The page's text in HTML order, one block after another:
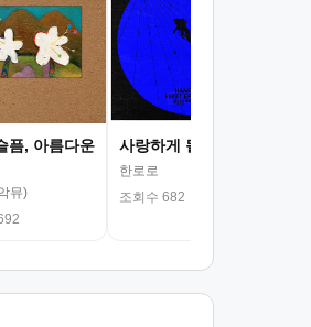
픔, 아름다운
뮤)
사랑하게 될 거야
한로로
조회수 682